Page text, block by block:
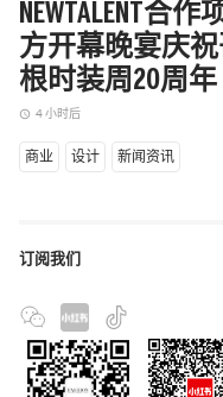
NEWTALENT合
方开幕晚宴庆
根时装周20周年
access_time 4 小时后
商业 设计 新闻资讯
订阅我们